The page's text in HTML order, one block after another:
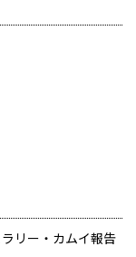
リー・カムイ報告